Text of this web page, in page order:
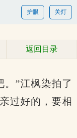
关灯
护眼
返回目录
。”江枫染拍了
过好的，要相